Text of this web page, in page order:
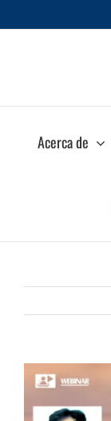
al
Acerca de
Ver
imagen
más